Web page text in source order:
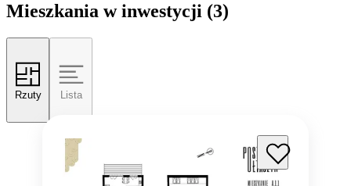
Mieszkania w inwestycji (3)
Rzuty Lista